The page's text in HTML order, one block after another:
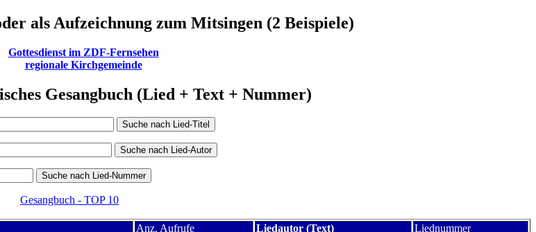
als Aufzeichnung zum Mitsingen (2 Beispiele)
Gottesdienst im ZDF-Fernsehen
regionale Kirchgemeinde
Gesangbuch (Lied + Text + Nummer)
Gesangbuch - TOP 10
Anz. Aufrufe Liedautor (Text)
Liednummer